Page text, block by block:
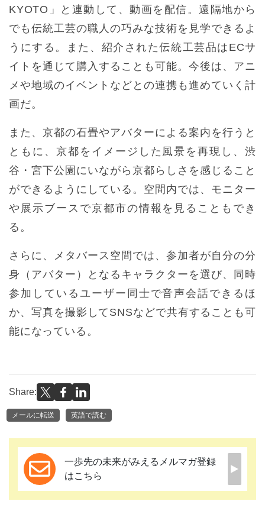
KYOTO」と連動して、動画を配信。遠隔地から
でも伝統工芸の職人の巧みな技術を見学できるよ
うにする。また、紹介された伝統工芸品はECサ
イトを通じて購入することも可能。今後は、アニ
メや地域のイベントなどとの連携も進めていく計
画だ。
また、京都の石畳やアバターによる案内を行うと
ともに、京都をイメージした風景を再現し、渋
谷・宮下公園にいながら京都らしさを感じること
ができるようにしている。空間内では、モニター
や展示ブースで京都市の情報を見ることもでき
る。
さらに、メタバース空間では、参加者が自分の分
身（アバター）となるキャラクターを選び、同時
参加しているユーザー同士で音声会話できるほ
か、写真を撮影してSNSなどで共有することも可
能になっている。
Share:
メールに転送 英語で読む
一歩先の未来がみえるメルマガ登録
はこちら